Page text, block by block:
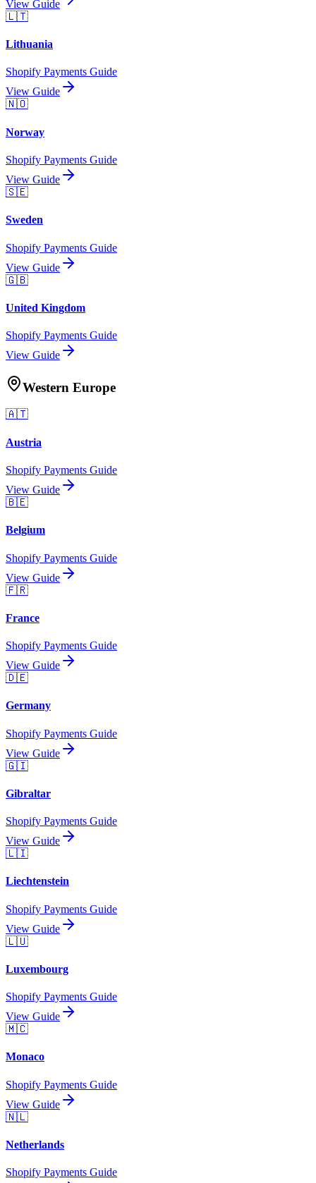
View Guide
🇱🇹
Lithuania
Shopify Payments Guide
View Guide
🇳🇴
Norway
Shopify Payments Guide
View Guide
🇸🇪
Sweden
Shopify Payments Guide
View Guide
🇬🇧
United Kingdom
Shopify Payments Guide
View Guide
Western Europe
🇦🇹
Austria
Shopify Payments Guide
View Guide
🇧🇪
Belgium
Shopify Payments Guide
View Guide
🇫🇷
France
Shopify Payments Guide
View Guide
🇩🇪
Germany
Shopify Payments Guide
View Guide
🇬🇮
Gibraltar
Shopify Payments Guide
View Guide
🇱🇮
Liechtenstein
Shopify Payments Guide
View Guide
🇱🇺
Luxembourg
Shopify Payments Guide
View Guide
🇲🇨
Monaco
Shopify Payments Guide
View Guide
🇳🇱
Netherlands
Shopify Payments Guide